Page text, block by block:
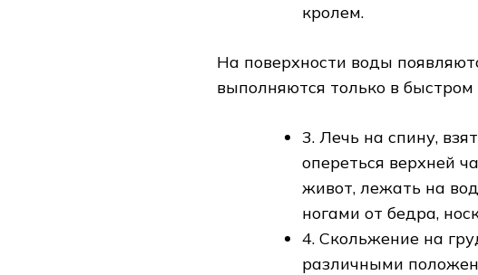
кролем.
На поверхности воды
выполняются только в быстром
3. Лечь на спину,
опереться верхней
живот, лежать на
ногами от бедра,
4. Скольжение на
различными